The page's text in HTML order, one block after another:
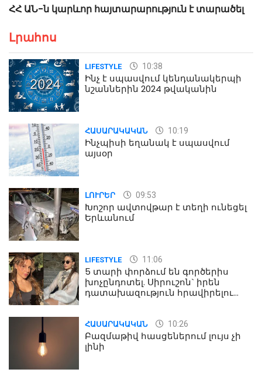
ՀՀ ԱՆ-ն կարևոր հայտարարություն է տարածել
Լրահոս
LIFESTYLE 10:38
Ինչ է սպասվում կենդանակերպի
նշաններին 2024 թվականին
ՀԱՍԱՐԱԿԱԿԱՆ 10:19
Ինչպիսի եղանակ է սպասվում
այսօր
ԼՈՒՐԵՐ 09:53
Խոշոր ավտովթար է տեղի ունեցել
Երևանում
LIFESTYLE 11:06
5 տարի փորձում են գործերիս
խոչընդոտել. Սիրուշոն` իրեն
դատախազություն հրավիրելու
ՀԱՍԱՐԱԿԱԿԱՆ 10:26
Բազմաթիվ հասցեներում լույս չի
լինի